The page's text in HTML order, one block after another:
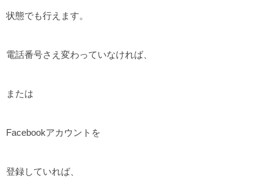
状態でも行えます。
電話番号さえ変わっていなければ、
または
Facebookアカウントを
登録していれば、